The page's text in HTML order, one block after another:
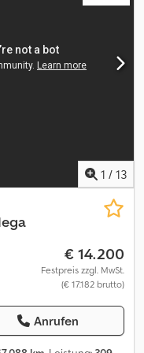
– 3. ACHSE LIFTBAR
MIT EINZELBETT
620 BREITE 245
Aheww Ihks Rok
1 / 13
€ 14.200
Festpreis zzgl. MwSt.
(€ 17.182 brutto)
Anrufen